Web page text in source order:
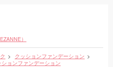
）
クッションファンデーション
ョンファンデーション